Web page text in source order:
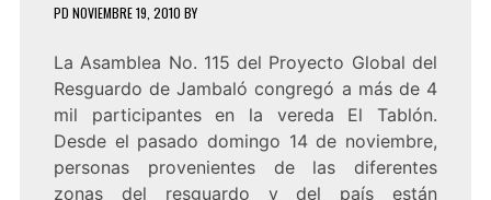
PD NOVIEMBRE 19, 2010 BY
La Asamblea No. 115 del Proyecto Global del
Resguardo de Jambaló congregó a más de 4
mil participantes en la vereda El Tablón.
Desde el pasado domingo 14 de noviembre,
personas provenientes de las diferentes
zonas del resguardo y del país están